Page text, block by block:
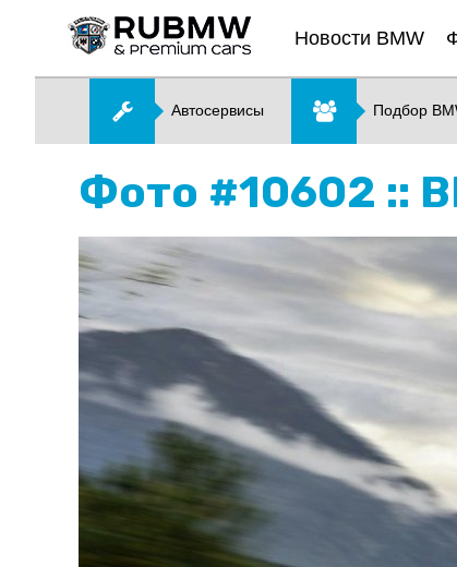
Новости BMW
Автосервисы Подбор
Фото #10602 ::